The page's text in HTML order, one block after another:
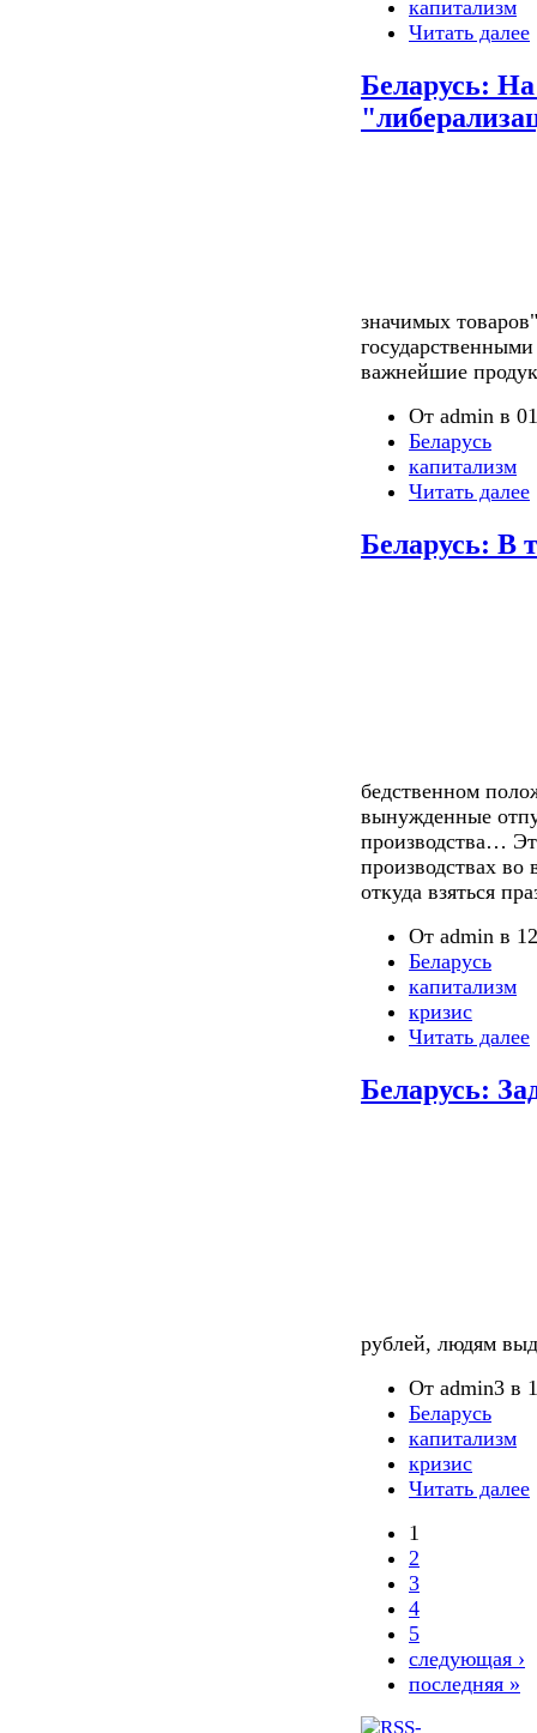
капитализм
Читать далее
Беларусь:
значимых
важнейшие
От admin в
Беларусь
капитализм
Читать далее
Беларусь: В
бедственном
вынужденные
производства…
производствах во
откуда взяться
От admin в
Беларусь
капитализм
кризис
Читать далее
Беларусь:
рублей, людям
От admin3 в
Беларусь
капитализм
кризис
Читать далее
1
2
3
4
5
следующая ›
последняя »